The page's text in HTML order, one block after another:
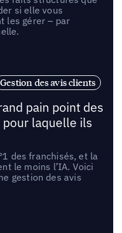
si elle vous
les gérer – par
Gestion des avis clients
pain point des
laquelle ils
des franchisés, et la
le moins l’IA. Voici
gestion des avis